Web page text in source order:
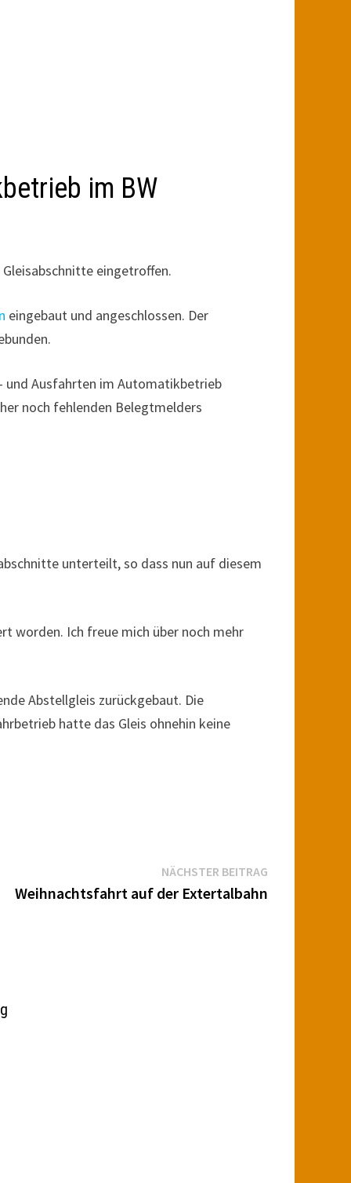
im BW
eingetroffen.
eingebaut und angeschlossen. Der
und Ausfahrten im Automatikbetrieb
noch fehlenden Belegtmelders
unterteilt, so dass nun auf diesem
worden. Ich freue mich über noch mehr
Abstellgleis zurückgebaut. Die
hatte das Gleis ohnehin keine
NÄCHSTER BEITRAGNächster
Beitrag:
Weihnachtsfahrt auf der Extertalbahn